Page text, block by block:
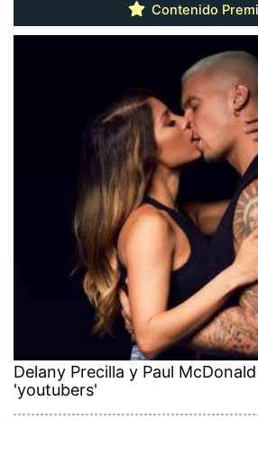
Contenido
Delany Precilla y Paul
'youtubers'